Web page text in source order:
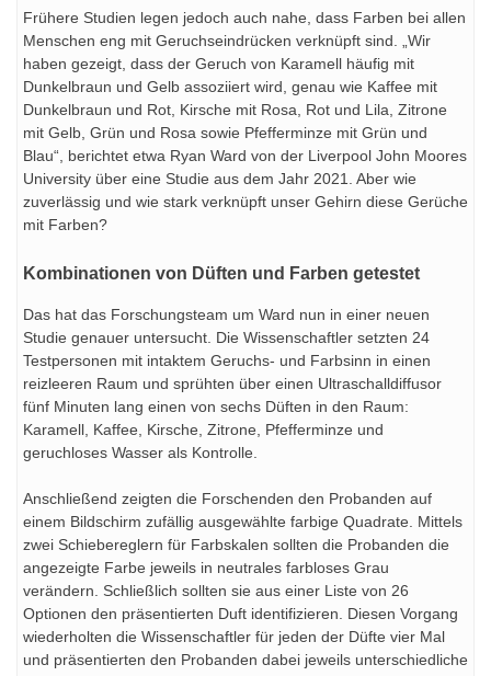
Frühere Studien legen jedoch auch nahe, dass Farben bei allen
Menschen eng mit Geruchseindrücken verknüpft sind. „Wir
haben gezeigt, dass der Geruch von Karamell häufig mit
Dunkelbraun und Gelb assoziiert wird, genau wie Kaffee mit
Dunkelbraun und Rot, Kirsche mit Rosa, Rot und Lila, Zitrone
mit Gelb, Grün und Rosa sowie Pfefferminze mit Grün und
Blau“, berichtet etwa Ryan Ward von der Liverpool John Moores
University über eine Studie aus dem Jahr 2021. Aber wie
zuverlässig und wie stark verknüpft unser Gehirn diese Gerüche
mit Farben?
Kombinationen von Düften und Farben getestet
Das hat das Forschungsteam um Ward nun in einer neuen
Studie genauer untersucht. Die Wissenschaftler setzten 24
Testpersonen mit intaktem Geruchs- und Farbsinn in einen
reizleeren Raum und sprühten über einen Ultraschalldiffusor
fünf Minuten lang einen von sechs Düften in den Raum:
Karamell, Kaffee, Kirsche, Zitrone, Pfefferminze und
geruchloses Wasser als Kontrolle.
Anschließend zeigten die Forschenden den Probanden auf
einem Bildschirm zufällig ausgewählte farbige Quadrate. Mittels
zwei Schiebereglern für Farbskalen sollten die Probanden die
angezeigte Farbe jeweils in neutrales farbloses Grau
verändern. Schließlich sollten sie aus einer Liste von 26
Optionen den präsentierten Duft identifizieren. Diesen Vorgang
wiederholten die Wissenschaftler für jeden der Düfte vier Mal
und präsentierten den Probanden dabei jeweils unterschiedliche